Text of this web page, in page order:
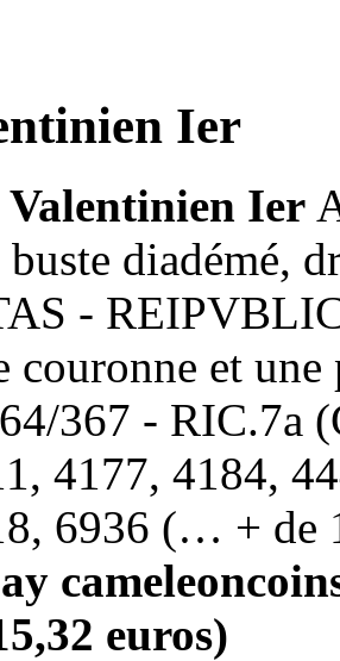
Ier
Valentinien Ier
diadémé,
-
couronne et
367 - RIC.7a
4177, 4184,
6936 (… + de
euros)